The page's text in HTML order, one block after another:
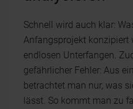
Schnell wird auch klar:
Anfangsprojekt konzipiert
endlosen Unterfangen.
gefährlicher Fehler: Aus
betrachtet man nur, was
lässt. So kommt man zu